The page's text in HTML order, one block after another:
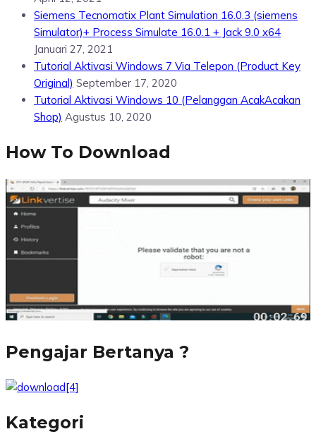
Siemens Tecnomatix Plant Simulation 16.0.3 (siemens
Simulator)+ Process Simulate 16.0.1 + Jack 9.0 x64
Januari 27, 2021
Tutorial Aktivasi Windows 7 Via Telepon (Product Key
Original) September 17, 2020
Tutorial Aktivasi Windows 10 (Pelanggan AcakAcakan
Shop) Agustus 10, 2020
How To Download
Pengajar Bertanya ?
Kategori